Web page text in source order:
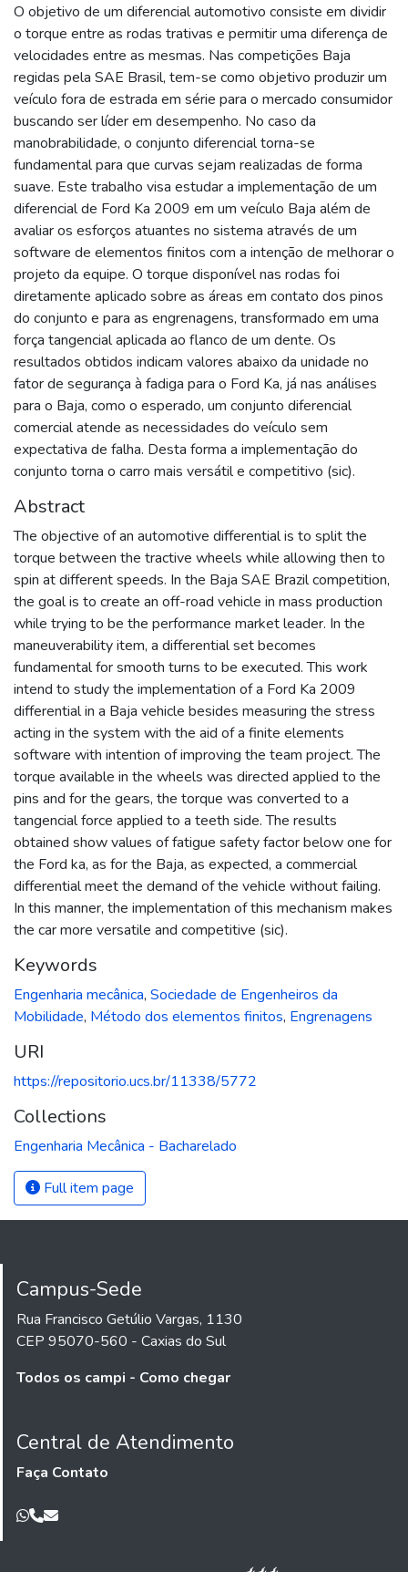
O objetivo de um diferencial automotivo consiste em dividir
o torque entre as rodas trativas e permitir uma diferença de
velocidades entre as mesmas. Nas competições Baja
regidas pela SAE Brasil, tem-se como objetivo produzir um
veículo fora de estrada em série para o mercado consumidor
buscando ser líder em desempenho. No caso da
manobrabilidade, o conjunto diferencial torna-se
fundamental para que curvas sejam realizadas de forma
suave. Este trabalho visa estudar a implementação de um
diferencial de Ford Ka 2009 em um veículo Baja além de
avaliar os esforços atuantes no sistema através de um
software de elementos finitos com a intenção de melhorar o
projeto da equipe. O torque disponível nas rodas foi
diretamente aplicado sobre as áreas em contato dos pinos
do conjunto e para as engrenagens, transformado em uma
força tangencial aplicada ao flanco de um dente. Os
resultados obtidos indicam valores abaixo da unidade no
fator de segurança à fadiga para o Ford Ka, já nas análises
para o Baja, como o esperado, um conjunto diferencial
comercial atende as necessidades do veículo sem
expectativa de falha. Desta forma a implementação do
conjunto torna o carro mais versátil e competitivo (sic).
Abstract
The objective of an automotive differential is to split the
torque between the tractive wheels while allowing then to
spin at different speeds. In the Baja SAE Brazil competition,
the goal is to create an off-road vehicle in mass production
while trying to be the performance market leader. In the
maneuverability item, a differential set becomes
fundamental for smooth turns to be executed. This work
intend to study the implementation of a Ford Ka 2009
differential in a Baja vehicle besides measuring the stress
acting in the system with the aid of a finite elements
software with intention of improving the team project. The
torque available in the wheels was directed applied to the
pins and for the gears, the torque was converted to a
tangencial force applied to a teeth side. The results
obtained show values of fatigue safety factor below one for
the Ford ka, as for the Baja, as expected, a commercial
differential meet the demand of the vehicle without failing.
In this manner, the implementation of this mechanism makes
the car more versatile and competitive (sic).
Keywords
Engenharia mecânica, Sociedade de Engenheiros da
Mobilidade, Método dos elementos finitos, Engrenagens
URI
https://repositorio.ucs.br/11338/5772
Collections
Engenharia Mecânica - Bacharelado
Full item page
Campus-Sede
Rua Francisco Getúlio Vargas, 1130
CEP 95070-560 - Caxias do Sul
Todos os campi - Como chegar
Central de Atendimento
Faça Contato